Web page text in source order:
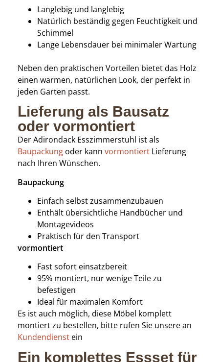
Langlebig und langlebig
Natürlich beständig gegen Feuchtigkeit und
Schimmel
Lange Lebensdauer bei minimaler Wartung
Neben den praktischen Vorteilen bietet das Holz
einen warmen, natürlichen Look, der perfekt in
jeden Garten passt.
Lieferung als Bausatz
oder vormontiert
Der Adirondack Esszimmerstuhl ist als
Baupackungoder kann vormontiert Lieferung
nach Ihren Wünschen.
Baupackung
Einfach selbst zusammenzubauen
Enthält übersichtliche Handbücher und
Montagevideos
Praktisch für den Transport
vormontiert
Fast sofort einsatzbereit
95% montiert, nur wenige Teile zu
befestigen
Ideal für maximalen Komfort
Es ist auch möglich, diese Möbel komplett
montiert zu bestellen, bitte rufen Sie unsere an
Kundendienstein
Ein komplettes Essset für